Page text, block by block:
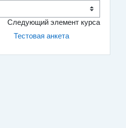
Следующий элемент курса
Тестовая анкета